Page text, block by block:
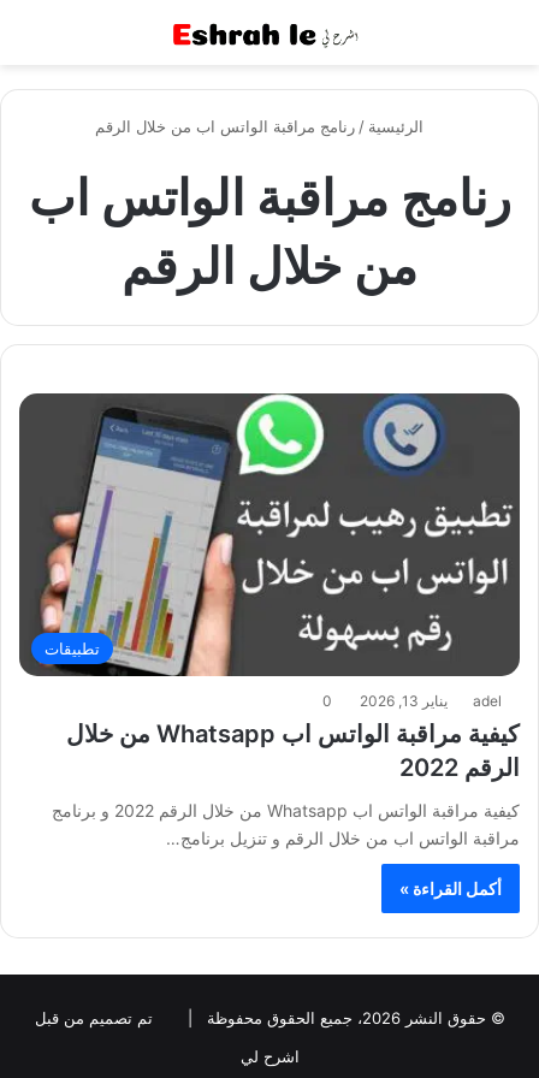
الرئيسية / رنامج مراقبة الواتس اب من خلال الرقم
رنامج مراقبة الواتس اب
من خلال الرقم
تطبيقات
adel يناير 13, 2026 0
كيفية مراقبة الواتس اب Whatsapp من خلال
الرقم 2022
كيفية مراقبة الواتس اب Whatsapp من خلال الرقم 2022 و برنامج
مراقبة الواتس اب من خلال الرقم و تنزيل برنامج…
أكمل القراءة »
© حقوق النشر 2026، جميع الحقوق محفوظة |
تم تصميم من قبل
اشرح لي